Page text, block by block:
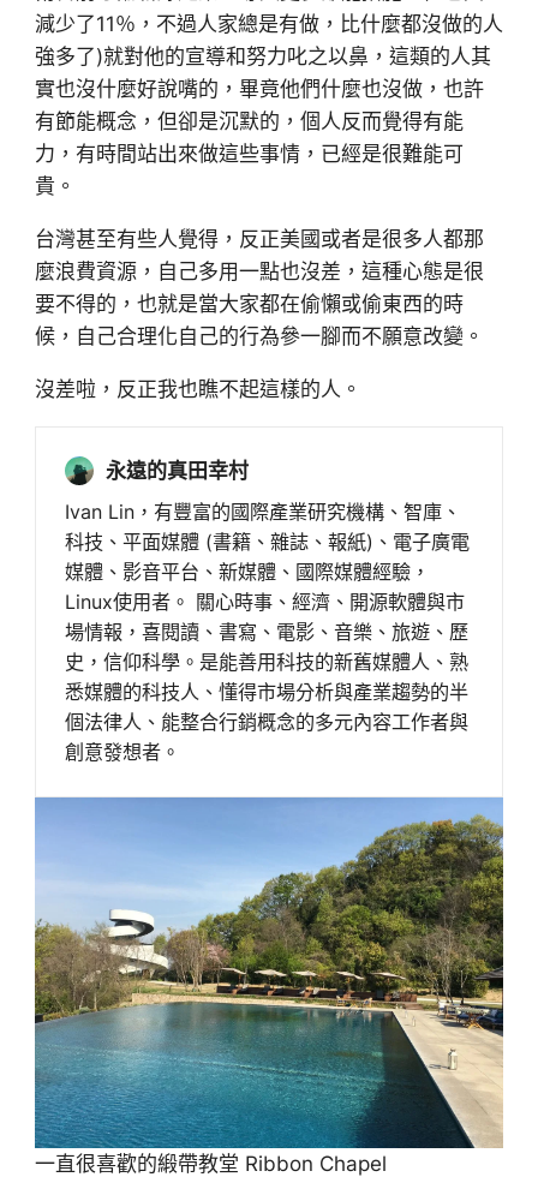
減少了11％，不過人家總是有做，比什麼都沒做的人
強多了)就對他的宣導和努力叱之以鼻，這類的人其
實也沒什麼好說嘴的，畢竟他們什麼也沒做，也許
有節能概念，但卻是沉默的，個人反而覺得有能
力，有時間站出來做這些事情，已經是很難能可
貴。
台灣甚至有些人覺得，反正美國或者是很多人都那
麼浪費資源，自己多用一點也沒差，這種心態是很
要不得的，也就是當大家都在偷懶或偷東西的時
候，自己合理化自己的行為參一腳而不願意改變。
沒差啦，反正我也瞧不起這樣的人。
永遠的真田幸村
Ivan Lin，有豐富的國際產業研究機構、智庫、
科技、平面媒體 (書籍、雜誌、報紙)、電子廣電
媒體、影音平台、新媒體、國際媒體經驗，
Linux使用者。 關心時事、經濟、開源軟體與市
場情報，喜閱讀、書寫、電影、音樂、旅遊、歷
史，信仰科學。是能善用科技的新舊媒體人、熟
悉媒體的科技人、懂得市場分析與產業趨勢的半
個法律人、能整合行銷概念的多元內容工作者與
創意發想者。
一直很喜歡的緞帶教堂 Ribbon Chapel